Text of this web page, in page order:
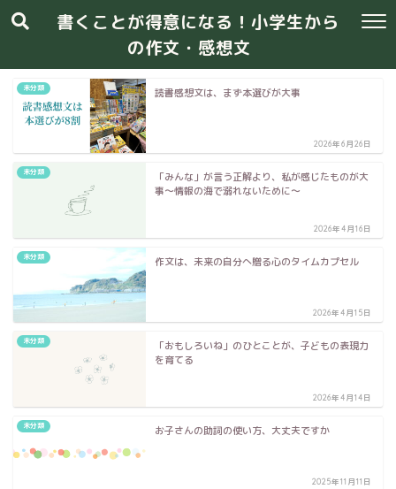
書くことが得意になる！小学生から
の作文・感想文
未分類 読書感想文は、まず本選びが大事
2026年6月26日
未分類
「みんな」が言う正解より、私が感じたものが大
事〜情報の海で溺れないために〜
2026年4月16日
未分類 作文は、未来の自分へ贈る心のタイムカプセル
2026年4月15日
未分類
「おもしろいね」のひとことが、子どもの表現力
を育てる
2026年4月14日
未分類 お子さんの助詞の使い方、大丈夫ですか
2025年11月11日